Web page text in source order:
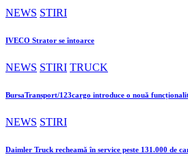
NEWS STIRI
IVECO Strator se întoarce
NEWS STIRI TRUCK
BursaTransport/123cargo introduce o nouă
NEWS STIRI
Daimler Truck recheamă în service peste 131.000 de